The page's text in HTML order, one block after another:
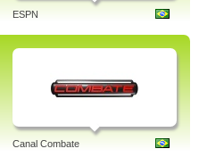
ESPN
Canal Combate